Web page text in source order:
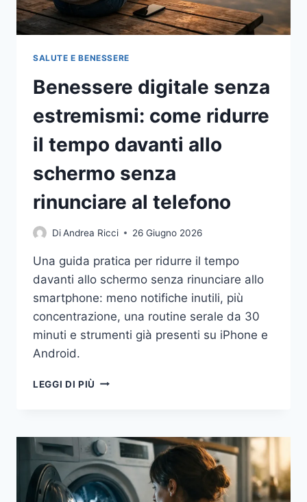
SALUTE E BENESSERE
Benessere digitale senza
estremismi: come ridurre
il tempo davanti allo
schermo senza
rinunciare al telefono
DiAndrea Ricci 26 Giugno 2026
Una guida pratica per ridurre il tempo
davanti allo schermo senza rinunciare allo
smartphone: meno notifiche inutili, più
concentrazione, una routine serale da 30
minuti e strumenti già presenti su iPhone e
Android.
LEGGI DI PIÙ BENESSERE
COME
RIDURRE
IL
TEMPO
DAVANTI